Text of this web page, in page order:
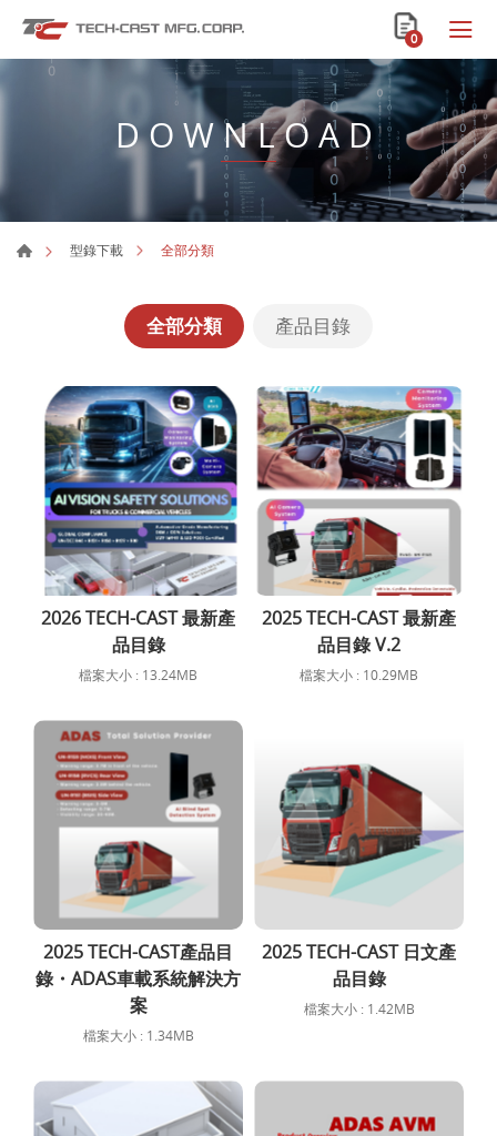
0
DOWNLOAD
型錄下載 全部分類
全部分類 產品目錄
2026 TECH-CAST 最新產
品目錄
檔案大小 : 13.24MB
2025 TECH-CAST 最新產
品目錄 V.2
檔案大小 : 10.29MB
2025 TECH-CAST產品目
錄・ADAS車載系統解決方
案
檔案大小 : 1.34MB
2025 TECH-CAST 日文產
品目錄
檔案大小 : 1.42MB